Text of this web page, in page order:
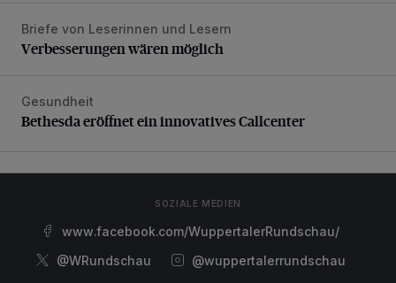
Verbesserungen wären möglich
Briefe von Leserinnen und Lesern
Verbesserungen wären möglich
Bethesda eröffnet ein innovatives Callcenter
Gesundheit
Bethesda eröffnet ein innovatives Callcenter
SOZIALE MEDIEN
www.facebook.com/WuppertalerRundschau/
@WRundschau
@wuppertalerrundschau